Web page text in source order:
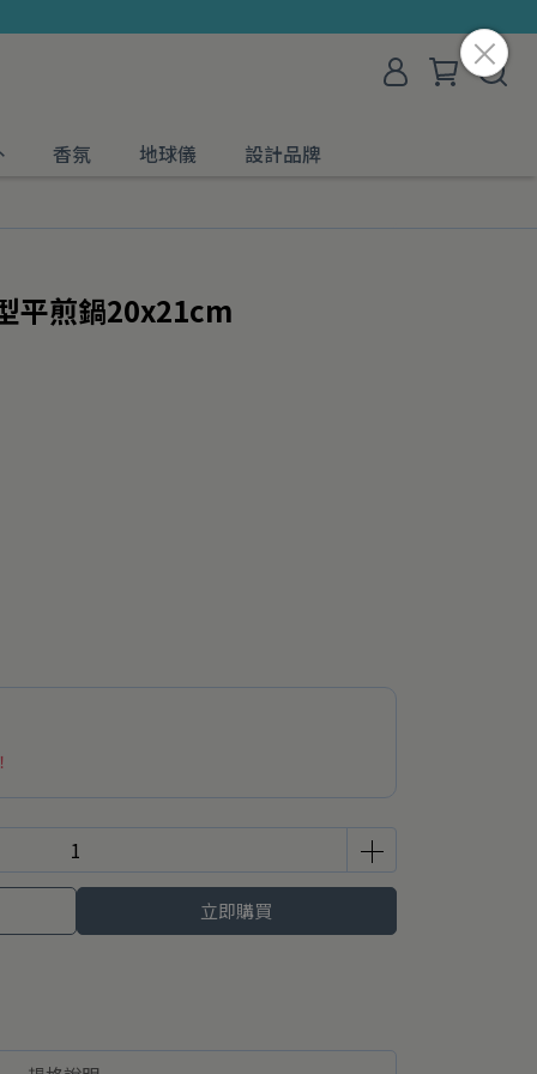
香氛 地球儀 設計品牌
平煎鍋20x21cm
立即購買